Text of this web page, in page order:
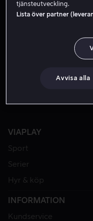
VIAPLAY
Sport
Serier
Hyr & köp
INFORMATION
Kundservice
tjänsteutveckling.
Lista över partner
Avvisa alla